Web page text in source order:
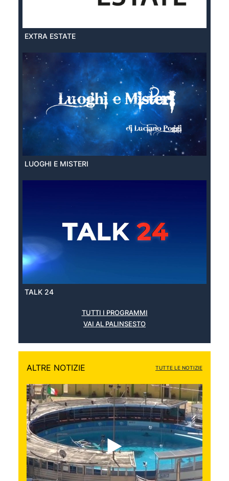
EXTRA ESTATE
LUOGHI E MISTERI
TALK 24
TUTTI I PROGRAMMI
VAI AL PALINSESTO
ALTRE NOTIZIE TUTTE LE NOTIZIE